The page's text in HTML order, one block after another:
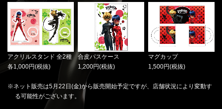
アクリルスタンド 全2種
各1,000円(税抜)
合皮パスケース
1,200円(税抜)
マグカップ
1,500円(税抜)
ネット販売は5月22日(金)から販売開始予定ですが、店舗状況により変動す
る可能性がございます。